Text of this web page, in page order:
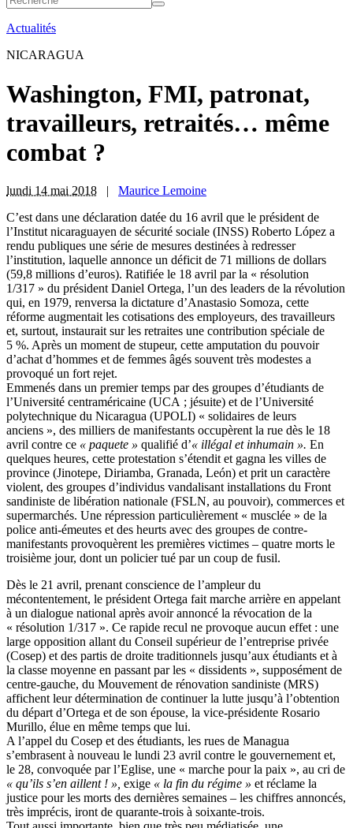
Actualités
NICARAGUA
Washington, FMI, patronat,
travailleurs, retraités… même
combat ?
lundi 14 mai 2018 | Maurice Lemoine
C’est dans une déclaration datée du 16 avril que le président de
l’Institut nicaraguayen de sécurité sociale (INSS) Roberto López a
rendu publiques une série de mesures destinées à redresser
l’institution, laquelle annonce un déficit de 71 millions de dollars
(59,8 millions d’euros). Ratifiée le 18 avril par la « résolution
1/317 » du président Daniel Ortega, l’un des leaders de la révolution
qui, en 1979, renversa la dictature d’Anastasio Somoza, cette
réforme augmentait les cotisations des employeurs, des travailleurs
et, surtout, instaurait sur les retraites une contribution spéciale de
5 %. Après un moment de stupeur, cette amputation du pouvoir
d’achat d’hommes et de femmes âgés souvent très modestes a
provoqué un fort rejet.
Emmenés dans un premier temps par des groupes d’étudiants de
l’Université centraméricaine (UCA ; jésuite) et de l’Université
polytechnique du Nicaragua (UPOLI) « solidaires de leurs
anciens », des milliers de manifestants occupèrent la rue dès le 18
avril contre ce « paquete » qualifié d’« illégal et inhumain ». En
quelques heures, cette protestation s’étendit et gagna les villes de
province (Jinotepe, Diriamba, Granada, León) et prit un caractère
violent, des groupes d’individus vandalisant installations du Front
sandiniste de libération nationale (FSLN, au pouvoir), commerces et
supermarchés. Une répression particulièrement « musclée » de la
police anti-émeutes et des heurts avec des groupes de contre-
manifestants provoquèrent les premières victimes – quatre morts le
troisième jour, dont un policier tué par un coup de fusil.
Dès le 21 avril, prenant conscience de l’ampleur du
mécontentement, le président Ortega fait marche arrière en appelant
à un dialogue national après avoir annoncé la révocation de la
« résolution 1/317 ». Ce rapide recul ne provoque aucun effet : une
large opposition allant du Conseil supérieur de l’entreprise privée
(Cosep) et des partis de droite traditionnels jusqu’aux étudiants et à
la classe moyenne en passant par les « dissidents », supposément de
centre-gauche, du Mouvement de rénovation sandiniste (MRS)
affichent leur détermination de continuer la lutte jusqu’à l’obtention
du départ d’Ortega et de son épouse, la vice-présidente Rosario
Murillo, élue en même temps que lui.
A l’appel du Cosep et des étudiants, les rues de Managua
s’embrasent à nouveau le lundi 23 avril contre le gouvernement et,
le 28, convoquée par l’Eglise, une « marche pour la paix », au cri de
« qu’ils s’en aillent ! », exige « la fin du régime » et réclame la
justice pour les morts des dernières semaines – les chiffres annoncés,
très imprécis, iront de quarante-trois à soixante-trois.